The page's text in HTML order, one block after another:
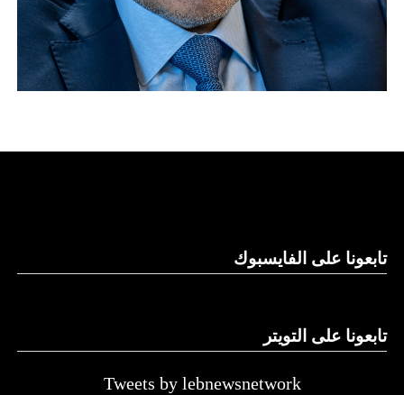
تابعونا على الفايسبوك
تابعونا على التويتر
Tweets by lebnewsnetwork